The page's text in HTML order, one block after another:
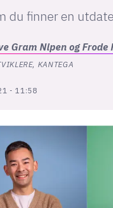
du finner en
Gram Nipen ogFrode
KANTEGA
- 11:58